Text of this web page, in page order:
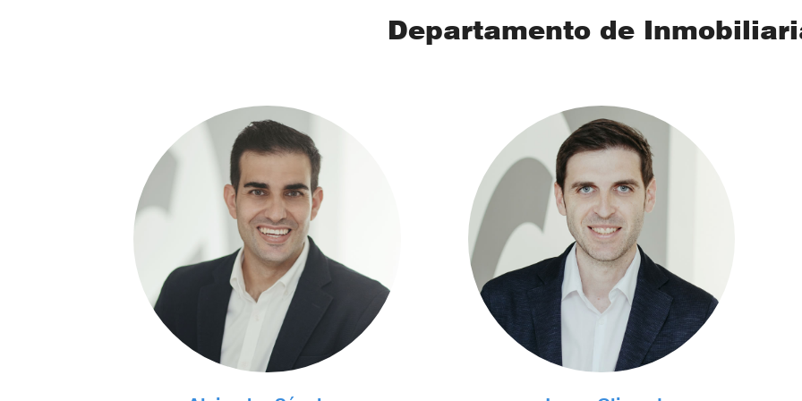
Departamento de